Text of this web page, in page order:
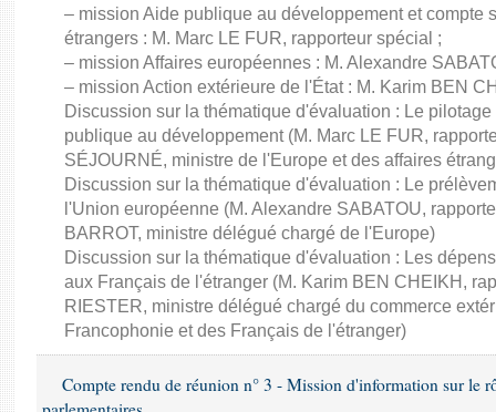
– mission Aide publique au développement et compte
étrangers : M. Marc LE FUR, rapporteur spécial ;
– mission Affaires européennes : M. Alexandre
– mission Action extérieure de l'État : M. Karim BEN
Discussion sur la thématique d'évaluation : Le
publique au développement (M. Marc LE FUR,
SÉJOURNÉ, ministre de l'Europe et des affaires
Discussion sur la thématique d'évaluation : Le
l'Union européenne (M. Alexandre SABATOU,
BARROT, ministre délégué chargé de l'Europe)
Discussion sur la thématique d'évaluation : Les
aux Français de l'étranger (M. Karim BEN CHEIKH,
RIESTER, ministre délégué chargé du commerce
Francophonie et des Français de l'étranger)
Compte rendu de réunion n° 3 - Mission d'information sur le